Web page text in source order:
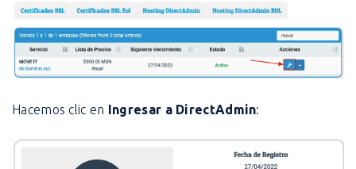
Hacemos clic en Ingresar a DirectAdmin: